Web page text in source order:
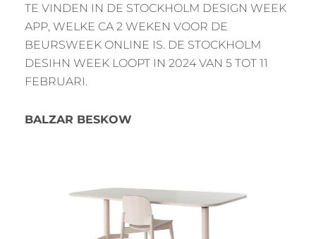
TE VINDEN IN DE STOCKHOLM DESIGN WEEK
APP, WELKE CA 2 WEKEN VOOR DE
BEURSWEEK ONLINE IS. DE STOCKHOLM
DESIHN WEEK LOOPT IN 2024 VAN 5 TOT 11
FEBRUARI.
BALZAR BESKOW